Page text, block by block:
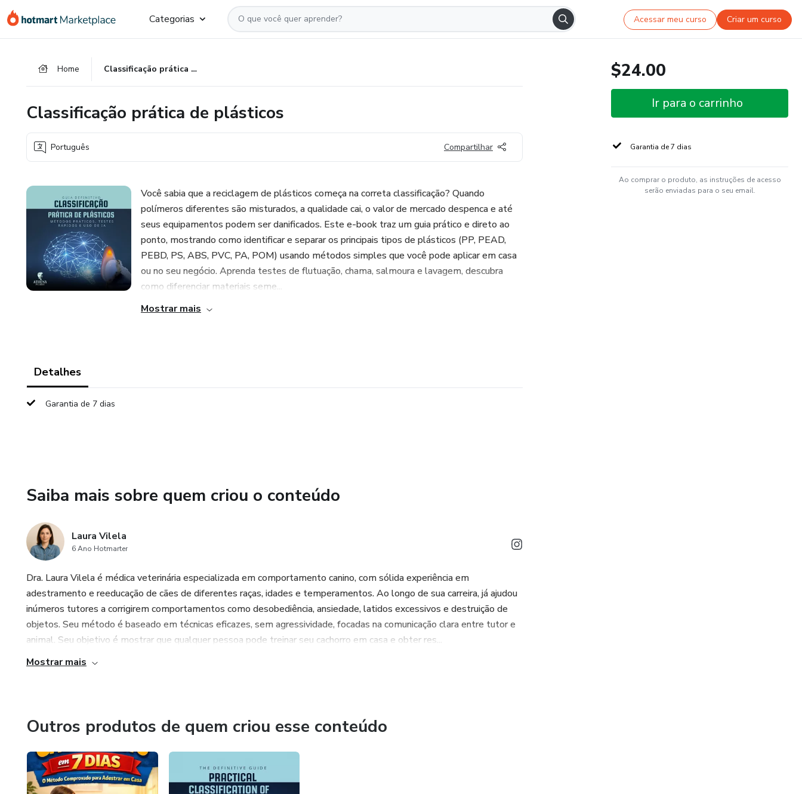
para
para
para
Categorias Acessar meu curso Criar um curso
Home Classificação prática de plásticos
Classificação prática de plásticos
Português Compartilhar
Você sabia que a reciclagem de plásticos começa na correta classificação? Quando
polímeros diferentes são misturados, a qualidade cai, o valor de mercado despenca e até
seus equipamentos podem ser danificados. Este e-book traz um guia prático e direto ao
ponto, mostrando como identificar e separar os principais tipos de plásticos (PP, PEAD,
PEBD, PS, ABS, PVC, PA, POM) usando métodos simples que você pode aplicar em casa
ou no seu negócio. Aprenda testes de flutuação, chama, salmoura e lavagem, descubra
como diferenciar materiais seme...
Mostrar mais
Detalhes
Garantia de 7 dias
Saiba mais sobre quem criou o conteúdo
Laura Vilela
6 Ano Hotmarter
Dra. Laura Vilela é médica veterinária especializada em comportamento canino, com sólida experiência em
adestramento e reeducação de cães de diferentes raças, idades e temperamentos. Ao longo de sua carreira, já ajudou
inúmeros tutores a corrigirem comportamentos como desobediência, ansiedade, latidos excessivos e destruição de
objetos. Seu método é baseado em técnicas eficazes, sem agressividade, focadas na comunicação clara entre tutor e
animal. Seu objetivo é mostrar que qualquer pessoa pode treinar seu cachorro em casa e obter res...
Mostrar mais
Outros produtos de quem criou esse conteúdo
$24.00
Ir para o carrinho
Garantia de 7 dias
Ao comprar o produto, as instruções de acesso
serão enviadas para o seu email.